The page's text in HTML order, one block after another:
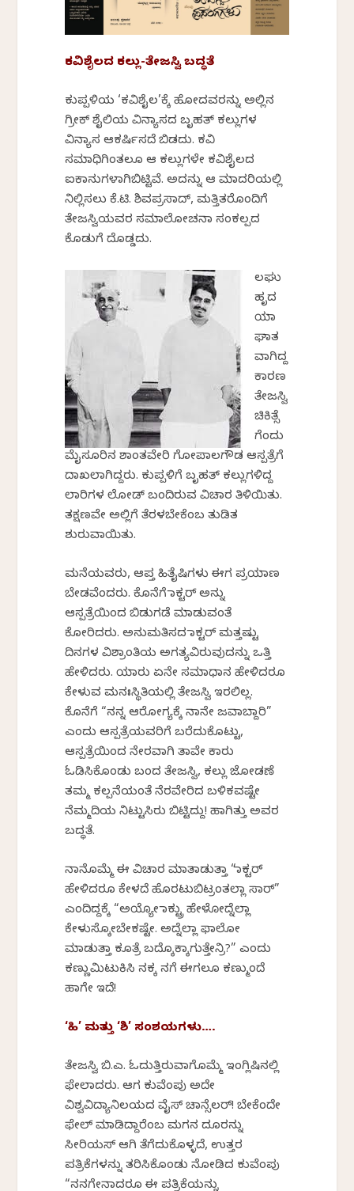
ಕವಿಶೈಲದ ಕಲ್ಲು-ತೇಜಸ್ವಿ ಬದ್ಧತೆ
ಕುಪ್ಪಳಿಯ ‘ಕವಿಶೈಲ’ಕ್ಕೆ ಹೋದವರನ್ನು ಅಲ್ಲಿನ
ಗ್ರೀಕ್ ಶೈಲಿಯ ವಿನ್ಯಾಸದ ಬೃಹತ್ ಕಲ್ಲುಗಳ
ವಿನ್ಯಾಸ ಆಕರ್ಷಿಸದೆ ಬಿಡದು. ಕವಿ
ಸಮಾಧಿಗಿಂತಲೂ ಆ ಕಲ್ಲುಗಳೇ ಕವಿಶೈಲದ
ಐಕಾನುಗಳಾಗಿಬಿಟ್ಟಿವೆ. ಅದನ್ನು ಆ ಮಾದರಿಯಲ್ಲಿ
ನಿಲ್ಲಿಸಲು ಕೆ.ಟಿ. ಶಿವಪ್ರಸಾದ್, ಮತ್ತಿತರೊಂದಿಗೆ
ತೇಜಸ್ವಿಯವರ ಸಮಾಲೋಚನಾ ಸಂಕಲ್ಪದ
ಕೊಡುಗೆ ದೊಡ್ಡದು.
ಲಘು
ಹೃದ
ಯಾ
ಘಾತ
ವಾಗಿದ್ದ
ಕಾರಣ
ತೇಜಸ್ವಿ
ಚಿಕಿತ್ಸೆ
ಗೆಂದು
ಮೈಸೂರಿನ ಶಾಂತವೇರಿ ಗೋಪಾಲಗೌಡ ಆಸ್ಪತ್ರೆಗೆ
ದಾಖಲಾಗಿದ್ದರು. ಕುಪ್ಪಳಿಗೆ ಬೃಹತ್ ಕಲ್ಲುಗಳಿದ್ದ
ಲಾರಿಗಳ ಲೋಡ್ ಬಂದಿರುವ ವಿಚಾರ ತಿಳಿಯಿತು.
ತಕ್ಷಣವೇ ಅಲ್ಲಿಗೆ ತೆರಳಬೇಕೆಂಬ ತುಡಿತ
ಶುರುವಾಯಿತು.
ಮನೆಯವರು, ಆಪ್ತ ಹಿತೈಷಿಗಳು ಈಗ ಪ್ರಯಾಣ
ಬೇಡವೆಂದರು. ಕೊನೆಗೆ ಡಾಕ್ಟರ್ ಅನ್ನು
ಆಸ್ಪತ್ರೆಯಿಂದ ಬಿಡುಗಡೆ ಮಾಡುವಂತೆ
ಕೋರಿದರು. ಅನುಮತಿಸದ ಡಾಕ್ಟರ್ ಮತ್ತಷ್ಟು
ದಿನಗಳ ವಿಶ್ರಾಂತಿಯ ಅಗತ್ಯವಿರುವುದನ್ನು ಒತ್ತಿ
ಹೇಳಿದರು. ಯಾರು ಏನೇ ಸಮಾಧಾನ ಹೇಳಿದರೂ
ಕೇಳುವ ಮನಃಸ್ಥಿತಿಯಲ್ಲಿ ತೇಜಸ್ವಿ ಇರಲಿಲ್ಲ.
ಕೊನೆಗೆ “ನನ್ನ ಆರೋಗ್ಯಕ್ಕೆ ನಾನೇ ಜವಾಬ್ದಾರಿ”
ಎಂದು ಆಸ್ಪತ್ರೆಯವರಿಗೆ ಬರೆದುಕೊಟ್ಟು,
ಆಸ್ಪತ್ರೆಯಿಂದ ನೇರವಾಗಿ ತಾವೇ ಕಾರು
ಓಡಿಸಿಕೊಂಡು ಬಂದ ತೇಜಸ್ವಿ, ಕಲ್ಲು ಜೋಡಣೆ
ತಮ್ಮ ಕಲ್ಪನೆಯಂತೆ ನೆರವೇರಿದ ಬಳಿಕವಷ್ಟೇ
ನೆಮ್ಮದಿಯ ನಿಟ್ಟುಸಿರು ಬಿಟ್ಟಿದ್ದು! ಹಾಗಿತ್ತು ಅವರ
ಬದ್ಧತೆ.
ನಾನೊಮ್ಮೆ ಈ ವಿಚಾರ ಮಾತಾಡುತ್ತಾ “ಡಾಕ್ಟರ್
ಹೇಳಿದರೂ ಕೇಳದೆ ಹೊರಟುಬಿಟ್ರಂತಲ್ಲಾ ಸಾರ್”
ಎಂದಿದ್ದಕ್ಕೆ “ಅಯ್ಯೋ ಡಾಕ್ಟ್ರು ಹೇಳೋದ್ನೆಲ್ಲಾ
ಕೇಳುಸ್ಕೋಬೇಕಷ್ಟೇ. ಅದ್ನೆಲ್ಲಾ ಫಾಲೋ
ಮಾಡುತ್ತಾ ಕೂತ್ರೆ ಬದ್ಕೊಕ್ಕಾಗುತ್ತೇನ್ರಿ?” ಎಂದು
ಕಣ್ಣುಮಿಟುಕಿಸಿ ನಕ್ಕ ನಗೆ ಈಗಲೂ ಕಣ್ಮುಂದೆ
ಹಾಗೇ ಇದೆ!
‘ಹಿ’ ಮತ್ತು ‘ಶಿ’ ಸಂಶಯಗಳು….
ತೇಜಸ್ವಿ ಬಿ.ಎ. ಓದುತ್ತಿರುವಾಗೊಮ್ಮೆ ಇಂಗ್ಲಿಷಿನಲ್ಲಿ
ಫೇಲಾದರು. ಆಗ ಕುವೆಂಪು ಅದೇ
ವಿಶ್ವವಿದ್ಯಾನಿಲಯದ ವೈಸ್ ಚಾನ್ಸೆಲರ್! ಬೇಕೆಂದೇ
ಫೇಲ್ ಮಾಡಿದ್ದಾರೆಂಬ ಮಗನ ದೂರನ್ನು
ಸೀರಿಯಸ್ ಆಗಿ ತೆಗೆದುಕೊಳ್ಳದೆ, ಉತ್ತರ
ಪತ್ರಿಕೆಗಳನ್ನು ತರಿಸಿಕೊಂಡು ನೋಡಿದ ಕುವೆಂಪು
“ನನಗೇನಾದರೂ ಈ ಪತ್ರಿಕೆಯನ್ನು